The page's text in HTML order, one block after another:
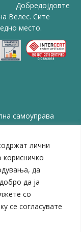
лични
да
да ја
со
се согласувате
Добредојдовте
Велес. Сите
место.
самоуправа
регион